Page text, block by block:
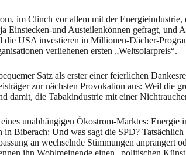
im Clinch vor allem mit der
Einstecken-und Austeilenkönnen gefragt,
USA investieren in Millionen-Dächer-
verliehenen ersten „Weltsolarpreis“.
Satz als erster einer feierlichen
zur nächsten Provokation aus: Weil die
damit, die Tabakindustrie mit einer
unabhängigen Ökostrom-Marktes:
Biberach: Und was sagt die SPD?
an wechselnde Stimmungen anprangert
ihn Wohlmeinende einen „politischen